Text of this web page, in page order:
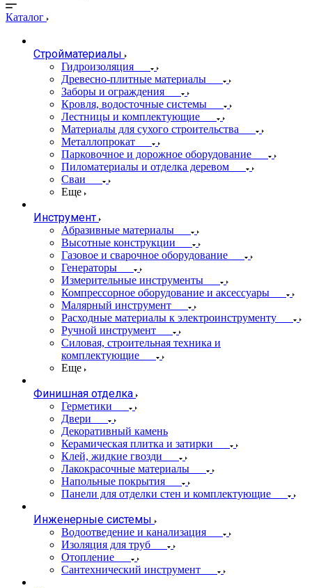
Каталог
Стройматериалы
Гидроизоляция
Древесно-плитные материалы
Заборы и ограждения
Кровля, водосточные системы
Лестницы и комплектующие
Материалы для сухого строительства
Металлопрокат
Парковочное и дорожное оборудование
Пиломатериалы и отделка деревом
Сваи
Еще
Инструмент
Абразивные материалы
Высотные конструкции
Газовое и сварочное оборудование
Генераторы
Измерительные инструменты
Компрессорное оборудование и аксессуары
Малярный инструмент
Расходные материалы к электроинструменту
Ручной инструмент
Силовая, строительная техника и
комплектующие
Еще
Финишная отделка
Герметики
Двери
Декоративный камень
Керамическая плитка и затирки
Клей, жидкие гвозди
Лакокрасочные материалы
Напольные покрытия
Панели для отделки стен и комплектующие
Инженерные системы
Водоотведение и канализация
Изоляция для труб
Отопление
Сантехнический инструмент